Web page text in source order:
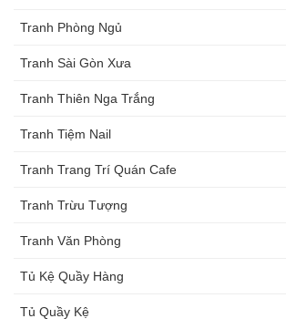
Tranh Phòng Ngủ
Tranh Sài Gòn Xưa
Tranh Thiên Nga Trắng
Tranh Tiệm Nail
Tranh Trang Trí Quán Cafe
Tranh Trừu Tượng
Tranh Văn Phòng
Tủ Kệ Quầy Hàng
Tủ Quầy Kệ